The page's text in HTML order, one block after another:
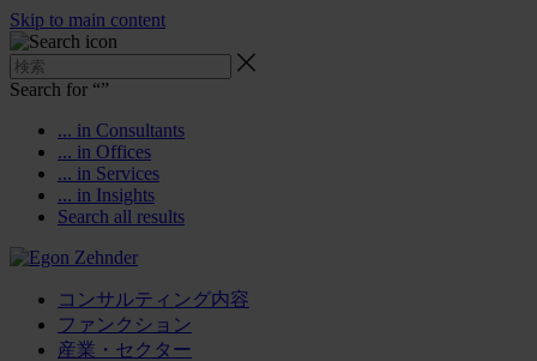
Skip to main content
Search for “”
... in Consultants
... in Offices
... in Services
... in Insights
Search all results
コンサルティング内容
ファンクション
産業・セクター